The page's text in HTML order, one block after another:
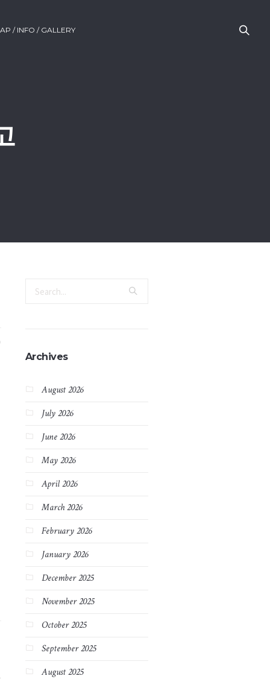
/ INFO / GALLERY
Archives
August 2026
July 2026
June 2026
May 2026
April 2026
March 2026
February 2026
January 2026
December 2025
November 2025
October 2025
September 2025
August 2025